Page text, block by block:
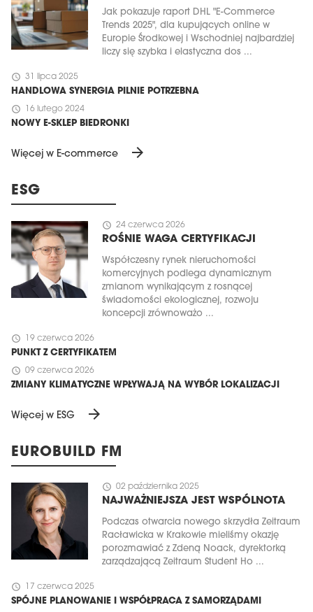
Jak pokazuje raport DHL "E-Commerce
Trends 2025", dla kupujących online w
Europie Środkowej i Wschodniej najbardziej
liczy się szybka i elastyczna dos ...
schedule 31 lipca 2025
HANDLOWA SYNERGIA PILNIE POTRZEBNA
schedule 16 lutego 2024
NOWY E-SKLEP BIEDRONKI
Więcej w E-commerce arrow_forward
ESG
schedule 24 czerwca 2026
ROŚNIE WAGA CERTYFIKACJI
Współczesny rynek nieruchomości
komercyjnych podlega dynamicznym
zmianom wynikającym z rosnącej
świadomości ekologicznej, rozwoju
koncepcji zrównoważo ...
schedule 19 czerwca 2026
PUNKT Z CERTYFIKATEM
schedule 09 czerwca 2026
ZMIANY KLIMATYCZNE WPŁYWAJĄ NA WYBÓR LOKALIZACJI
Więcej w ESG arrow_forward
EUROBUILD FM
schedule 02 października 2025
NAJWAŻNIEJSZA JEST WSPÓLNOTA
Podczas otwarcia nowego skrzydła Zeitraum
Racławicka w Krakowie mieliśmy okazję
porozmawiać z Zdeną Noack, dyrektorką
zarządzającą Zeitraum Student Ho ...
schedule 17 czerwca 2025
SPÓJNE PLANOWANIE I WSPÓŁPRACA Z SAMORZĄDAMI